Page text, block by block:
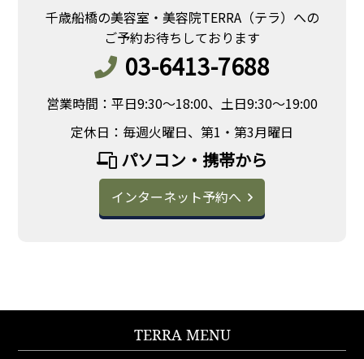
千歳船橋の美容室・美容院TERRA（テラ）への
ご予約お待ちしております
03-6413-7688
営業時間：平日9:30～18:00、土日9:30～19:00
定休日：毎週火曜日、第1・第3月曜日
パソコン・携帯から
インターネット予約へ
TERRA MENU